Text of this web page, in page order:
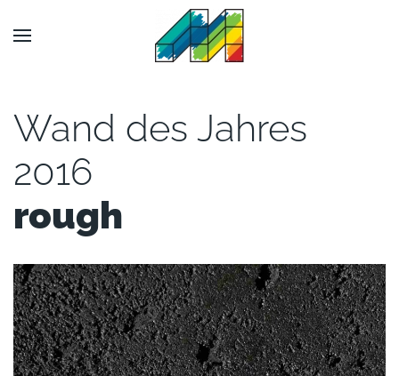
Wand des Jahres
2016
rough